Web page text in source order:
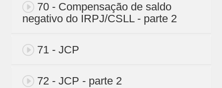
70 - Compensação de saldo
negativo do IRPJ/CSLL - parte 2
71 - JCP
72 - JCP - parte 2